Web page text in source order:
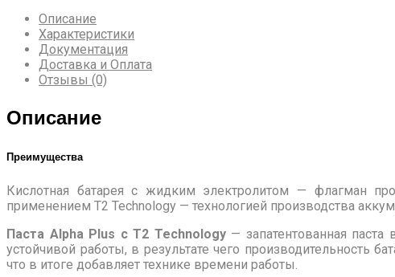
Описание
Характеристики
Документация
Доставка и Оплата
Отзывы (0)
Описание
Преимущества
Кислотная батарея с жидким электролитом — флагман
применением T2 Technology — технологией производства
Паста Alpha Plus с T2 Technology— запатентованная паста
устойчивой работы, в результате чего производительность
что в итоге добавляет технике времени работы.